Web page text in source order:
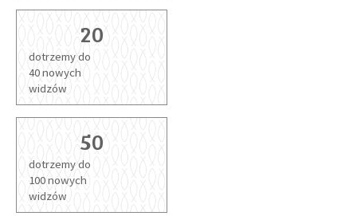
AUDIOBOOKI
DRUŻYNA
20
dotrzemy do
40 nowych
widzów
50
dotrzemy do
100 nowych
widzów